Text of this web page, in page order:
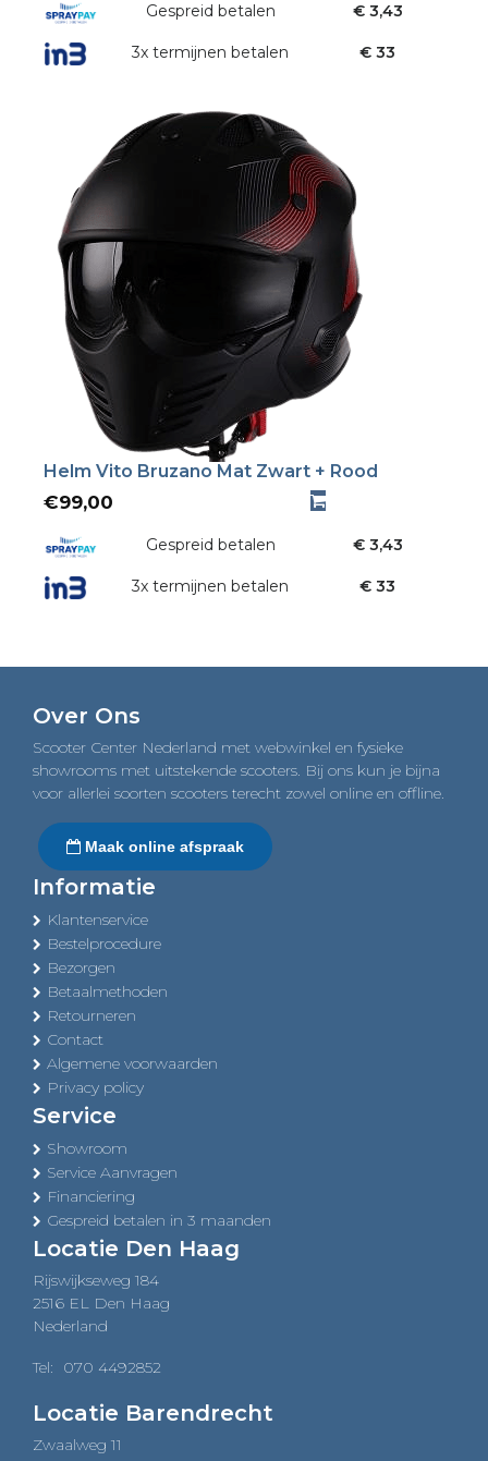
Gespreid betalen € 3,43
3x termijnen betalen € 33
Helm Vito Bruzano Mat Zwart + Rood
€99,00
Gespreid betalen € 3,43
3x termijnen betalen € 33
Over Ons
Scooter Center Nederland met webwinkel en fysieke
showrooms met uitstekende scooters. Bij ons kun je bijna
voor allerlei soorten scooters terecht zowel online en offline.
Maak online afspraak
Informatie
Klantenservice
Bestelprocedure
Bezorgen
Betaalmethoden
Retourneren
Contact
Algemene voorwaarden
Privacy policy
Service
Showroom
Service Aanvragen
Financiering
Gespreid betalen in 3 maanden
Locatie Den Haag
Rijswijkseweg 184
2516 EL Den Haag
Nederland
Tel: 070 4492852
Locatie Barendrecht
Zwaalweg 11